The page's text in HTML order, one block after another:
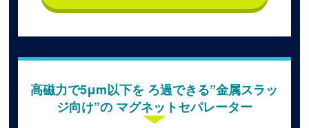
高磁力で5μm以下を ろ過できる”金属スラッ
ジ向け”の マグネットセパレーター